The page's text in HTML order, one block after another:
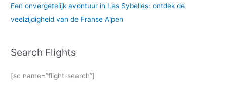
Een onvergetelijk avontuur in Les Sybelles: ontdek de
veelzijdigheid van de Franse Alpen
Search Flights
[sc name=”flight-search”]